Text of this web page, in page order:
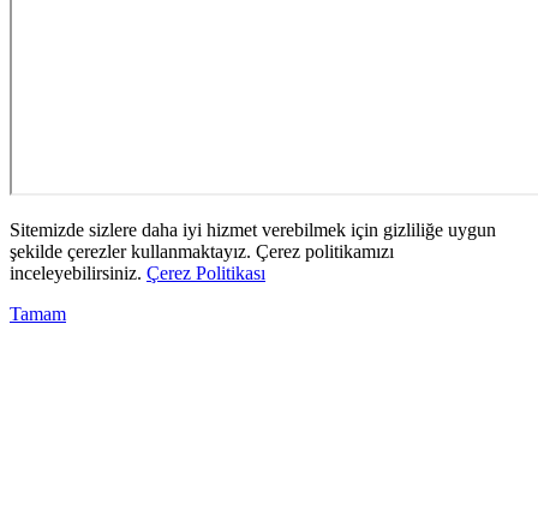
Sitemizde sizlere daha iyi hizmet verebilmek için gizliliğe uygun
şekilde çerezler kullanmaktayız. Çerez politikamızı
inceleyebilirsiniz. Çerez Politikası
Tamam